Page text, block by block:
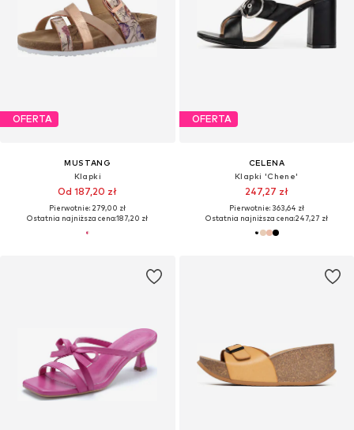
OFERTA
MUSTANG
Klapki
Od 187,20 zł
Pierwotnie: 279,00 zł
Ostatnia najniższa cena:187,20 zł
OFERTA
CELENA
Klapki 'Chene'
247,27 zł
Pierwotnie: 363,64 zł
Ostatnia najniższa cena:247,27 zł